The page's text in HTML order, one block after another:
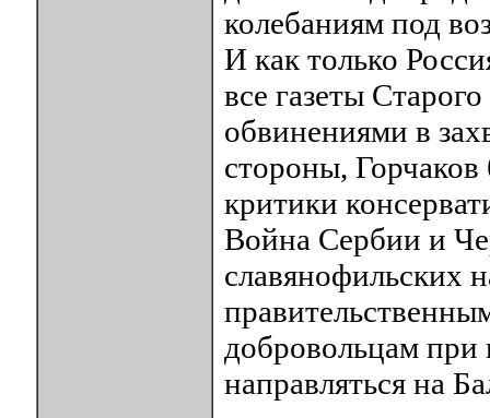
колебаниям под
И как только
все газеты
обвинениями в
стороны,
критики
Война Сербии и
славянофильских
добровольцам при
направляться на